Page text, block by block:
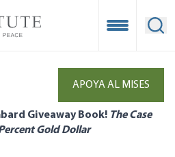
Open
APOYA AL MISES
Giveaway Book! The Case
Gold Dollar